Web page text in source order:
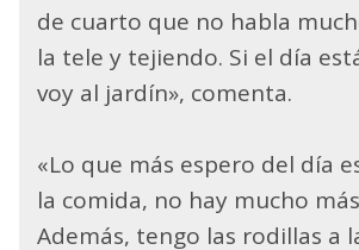
de cuarto que no habla
la tele y tejiendo. Si el día
voy al jardín», comenta.
«Lo que más espero del día
la comida, no hay mucho
Además, tengo las rodillas a